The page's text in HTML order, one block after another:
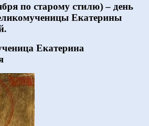
по старому стилю) – день
Екатерины
Екатерина